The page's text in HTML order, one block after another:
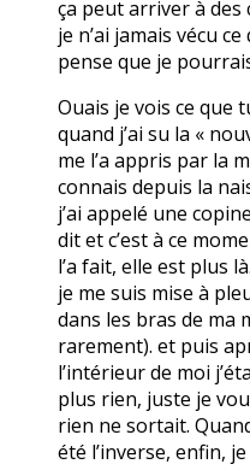
ça peut arriver à des
je n’ai jamais vécu
pense que je
Ouais je vois ce que
quand j’ai su la «
me l’a appris par la
connais depuis la
j’ai appelé une
dit et c’est à ce
l’a fait, elle est plus
je me suis mise à
dans les bras de ma
rarement). et puis
l’intérieur de moi
plus rien, juste je
rien ne sortait.
été l’inverse, enfin,